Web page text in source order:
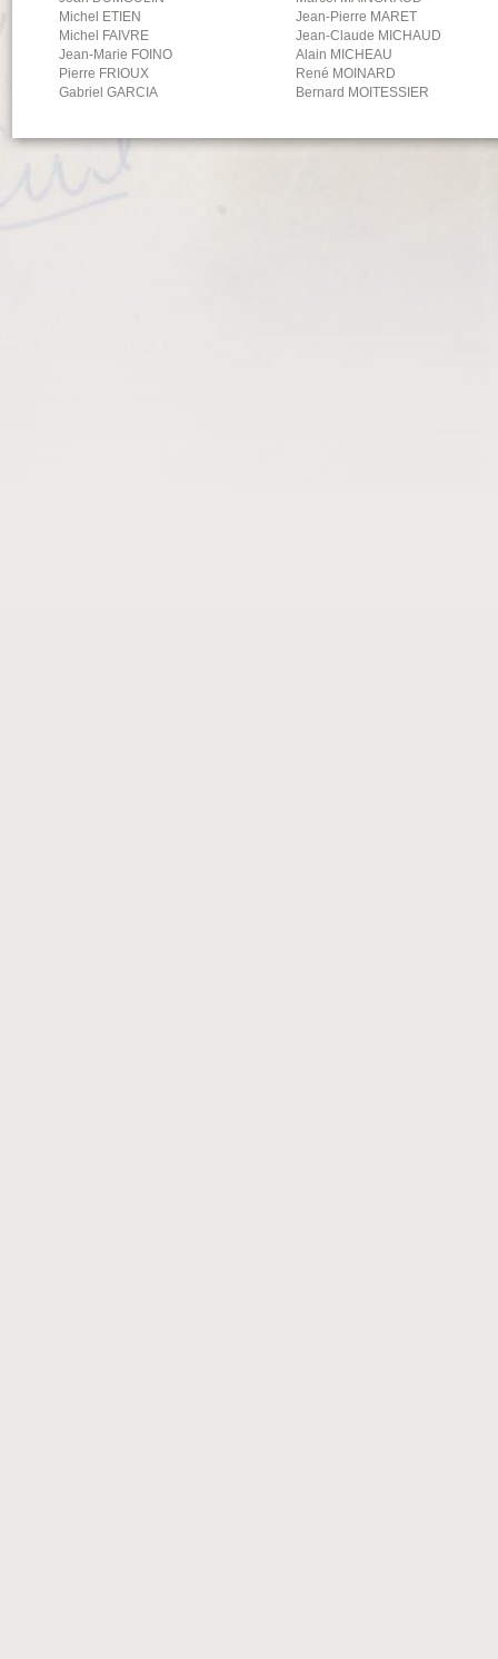
Michel
ETIEN Jean-Pierre MARET
Michel
FAIVRE Jean-Claude MICHAUD
Jean-Marie FOINO Alain MICHEAU
Pierre FRIOUX René MOINARD
Gabriel GARCIA Bernard MOITESSIER